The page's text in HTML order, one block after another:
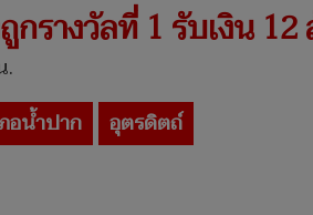
กรางวัลที่ 1 รับเงิน
.
อน้ำปาก อุตรดิตถ์